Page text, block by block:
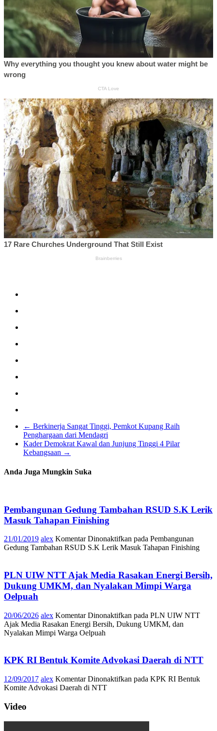
← Berkinerja Sangat Tinggi, Pemkot Kupang Raih
Penghargaan dari Mendagri
Kader Demokrat Kawal dan Junjung Tinggi 4 Pilar
Kebangsaan →
Anda Juga Mungkin Suka
Pembangunan Gedung Tambahan RSUD S.K Lerik
Masuk Tahapan Finishing
21/01/2019 alex Komentar Dinonaktifkan pada Pembangunan
Gedung Tambahan RSUD S.K Lerik Masuk Tahapan Finishing
PLN UIW NTT Ajak Media Rasakan Energi Bersih,
Dukung UMKM, dan Nyalakan Mimpi Warga
Oelpuah
20/06/2026 alex Komentar Dinonaktifkan pada PLN UIW NTT
Ajak Media Rasakan Energi Bersih, Dukung UMKM, dan
Nyalakan Mimpi Warga Oelpuah
KPK RI Bentuk Komite Advokasi Daerah di NTT
12/09/2017 alex Komentar Dinonaktifkan pada KPK RI Bentuk
Komite Advokasi Daerah di NTT
Video